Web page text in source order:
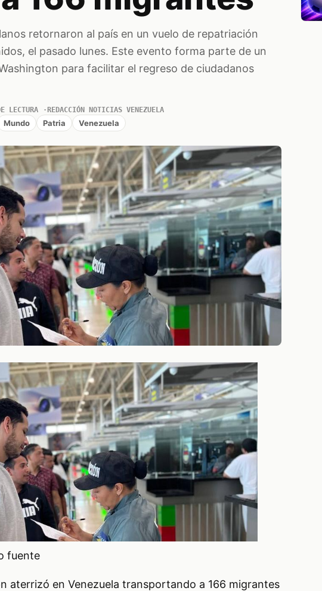
retornaron al país en un vuelo de repatriación
el pasado lunes. Este evento forma parte de un
para facilitar el regreso de ciudadanos
LECTURA REDACCIÓN NOTICIAS VENEZUELA
Mundo Patria Venezuela
fuente
aterrizó en Venezuela transportando a 166 migrantes